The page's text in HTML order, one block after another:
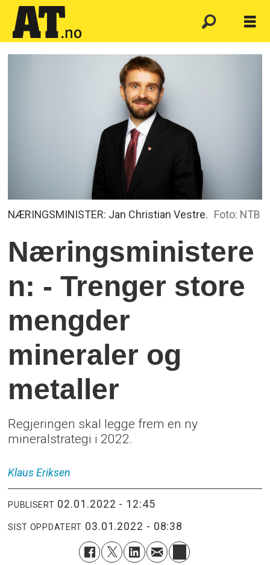
NÆRINGSMINISTER: Jan Christian Vestre. Foto: NTB
Næringsministere
n: - Trenger store
mengder
mineraler og
metaller
Regjeringen skal legge frem en ny
mineralstrategi i 2022.
Klaus Eriksen
PUBLISERT 02.01.2022 - 12:45
SIST OPPDATERT 03.01.2022 - 08:38